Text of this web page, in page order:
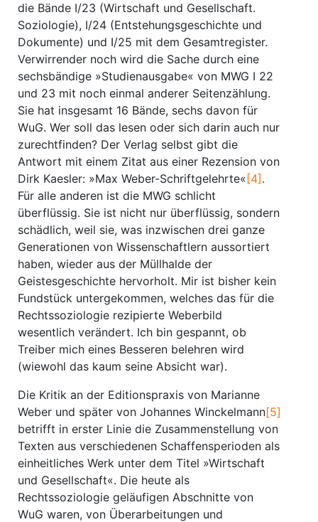
die Bände I/23 (Wirtschaft und Gesellschaft.
Soziologie), I/24 (Entstehungsgeschichte und
Dokumente) und I/25 mit dem Gesamtregister.
Verwirrender noch wird die Sache durch eine
sechsbändige »Studienausgabe« von MWG I 22
und 23 mit noch einmal anderer Seitenzählung.
Sie hat insgesamt 16 Bände, sechs davon für
WuG. Wer soll das lesen oder sich darin auch nur
zurechtfinden? Der Verlag selbst gibt die
Antwort mit einem Zitat aus einer Rezension von
Dirk Kaesler: »Max Weber-Schriftgelehrte« [4] .
Für alle anderen ist die MWG schlicht
überflüssig. Sie ist nicht nur überflüssig, sondern
schädlich, weil sie, was inzwischen drei ganze
Generationen von Wissenschaftlern aussortiert
haben, wieder aus der Müllhalde der
Geistesgeschichte hervorholt. Mir ist bisher kein
Fundstück untergekommen, welches das für die
Rechtssoziologie rezipierte Weberbild
wesentlich verändert. Ich bin gespannt, ob
Treiber mich eines Besseren belehren wird
(wiewohl das kaum seine Absicht war).
Die Kritik an der Editionspraxis von Marianne
Weber und später von Johannes Winckelmann[5]
betrifft in erster Linie die Zusammenstellung von
Texten aus verschiedenen Schaffensperioden als
einheitliches Werk unter dem Titel »Wirtschaft
und Gesellschaft«. Die heute als
Rechtssoziologie geläufigen Abschnitte von
WuG waren, von Überarbeitungen und